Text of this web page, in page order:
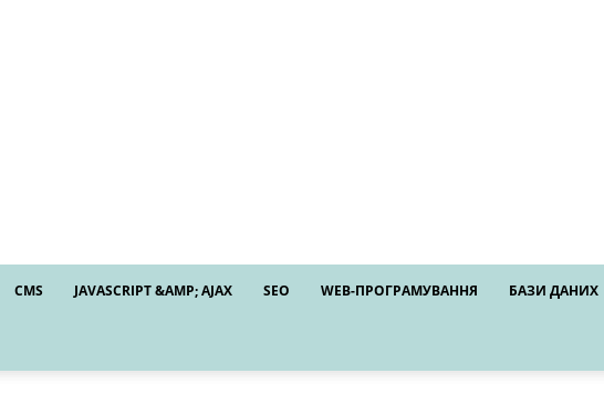
CMS JAVASCRIPT &AMP; AJAX SEO WEB-ПРОГРАМУВАННЯ БАЗИ ДАНИХ